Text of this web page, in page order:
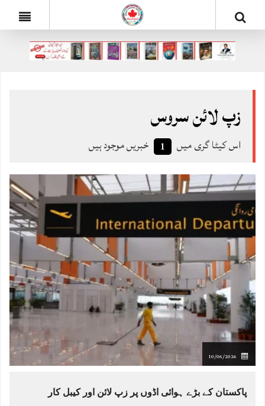
زپ لائن سروس
اس کیٹا گری میں 1 خبریں موجود ہیں
10/06/2026
پاکستان کے بڑے ہوائی اڈوں پر زپ لائن اور کیبل کار